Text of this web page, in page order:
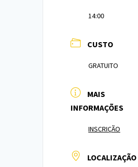
14:00
CUSTO
GRATUITO
MAIS
INFORMAÇÕES
INSCRIÇÃO
LOCALIZAÇÃO